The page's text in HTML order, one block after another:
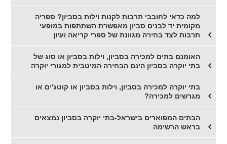
למה כדאי לחובבי תרבות לקנות וילות בסביון? ספריה
מקומית יד לבנים סביון מאפשרת השתתפות במופעי
תרבות לצד בחירה מגוונת של ספרי קריאה ועיון
האומנם בתים למכירה בסביון, וילות בסביון או סוג של
בתי יוקרה בסביון הינם הבחירה המיטבית למגורי יוקרה
בתי יוקרה למכירה בסביון, וילות בסביון או קוטג'ים או
מגרשים למכירה?
הבתים המפוארים בישראל-בתי יוקרה בסביון נמצאים
בראש הרשימה